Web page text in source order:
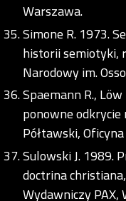
Warszawa.
Simone R. 1973.
historii semiotyki,
Narodowy im.
Spaemann R.,
ponowne
Półtawski,
Sulowski J. 1989.
doctrina
Wydawniczy PAX,